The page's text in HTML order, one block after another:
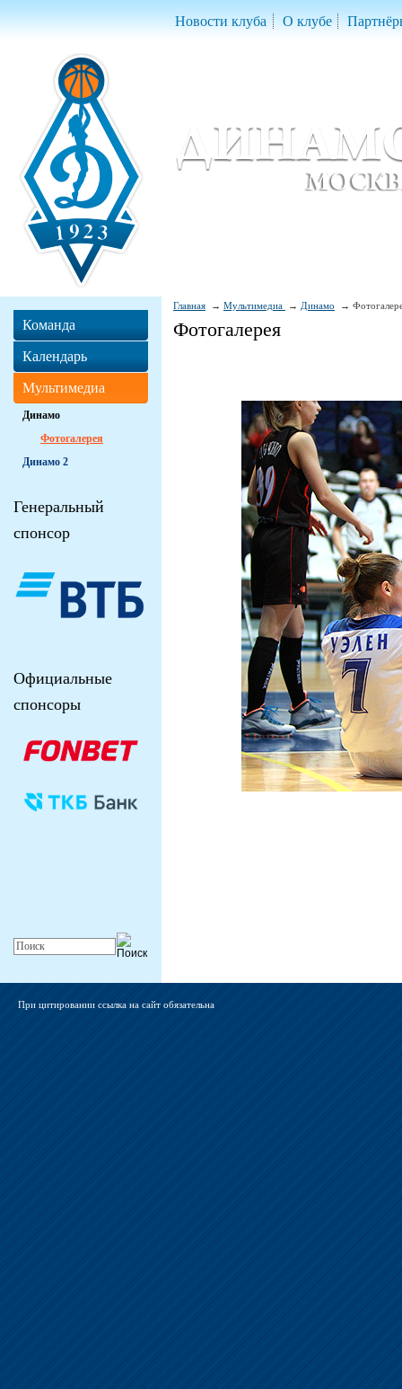
Новости клуба О клубе
Главная Мультимедиа Динамо
Фотогалерея
Команда
Календарь
Мультимедиа
Динамо
Фотогалерея
Динамо 2
Генеральный
спонсор
Официальные
спонсоры
При цитировании ссылка на сайт обязательна